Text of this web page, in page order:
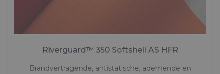
Riverguard™ 350 Softshell AS HFR
Brandvertragende, antistatische, ademende en